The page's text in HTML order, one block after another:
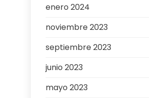
enero 2024
noviembre 2023
septiembre 2023
junio 2023
mayo 2023